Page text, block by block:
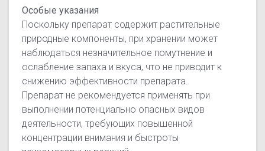
Особые указания
Поскольку препарат содержит растительные
природные компоненты, при хранении может
наблюдаться незначительное помутнение и
ослабление запаха и вкуса, что не приводит к
снижению эффективности препарата.
Препарат не рекомендуется применять при
выполнении потенциально опасных видов
деятельности, требующих повышенной
концентрации внимания и быстроты